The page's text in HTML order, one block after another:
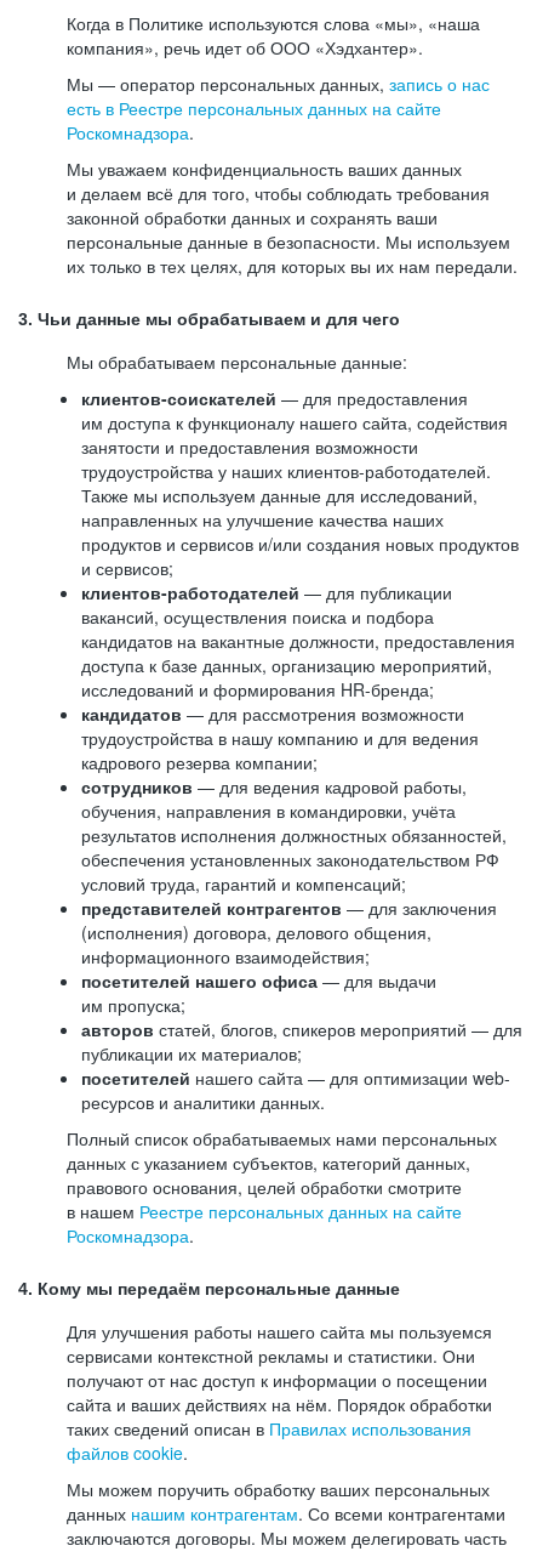
Когда в Политике используются слова «мы», «наша
компания», речь идет об ООО «Хэдхантер».
Мы — оператор персональных данных, запись о нас
есть в Реестре персональных данных на сайте
Роскомнадзора.
Мы уважаем конфиденциальность ваших данных
и делаем всё для того, чтобы соблюдать требования
законной обработки данных и сохранять ваши
персональные данные в безопасности. Мы используем
их только в тех целях, для которых вы их нам передали.
3. Чьи данные мы обрабатываем и для чего
Мы обрабатываем персональные данные:
клиентов-соискателей — для предоставления
им доступа к функционалу нашего сайта, содействия
занятости и предоставления возможности
трудоустройства у наших клиентов-работодателей.
Также мы используем данные для исследований,
направленных на улучшение качества наших
продуктов и сервисов и/или создания новых продуктов
и сервисов;
клиентов-работодателей — для публикации
вакансий, осуществления поиска и подбора
кандидатов на вакантные должности, предоставления
доступа к базе данных, организацию мероприятий,
исследований и формирования HR-бренда;
кандидатов — для рассмотрения возможности
трудоустройства в нашу компанию и для ведения
кадрового резерва компании;
сотрудников — для ведения кадровой работы,
обучения, направления в командировки, учёта
результатов исполнения должностных обязанностей,
обеспечения установленных законодательством РФ
условий труда, гарантий и компенсаций;
представителей контрагентов — для заключения
(исполнения) договора, делового общения,
информационного взаимодействия;
посетителей нашего офиса — для выдачи
им пропуска;
авторов статей, блогов, спикеров мероприятий — для
публикации их материалов;
посетителей нашего сайта — для оптимизации web-
ресурсов и аналитики данных.
Полный список обрабатываемых нами персональных
данных с указанием субъектов, категорий данных,
правового основания, целей обработки смотрите
в нашем Реестре персональных данных на сайте
Роскомнадзора.
4. Кому мы передаём персональные данные
Для улучшения работы нашего сайта мы пользуемся
сервисами контекстной рекламы и статистики. Они
получают от нас доступ к информации о посещении
сайта и ваших действиях на нём. Порядок обработки
таких сведений описан в Правилах использования
файлов cookie.
Мы можем поручить обработку ваших персональных
данных нашим контрагентам. Со всеми контрагентами
заключаются договоры. Мы можем делегировать часть